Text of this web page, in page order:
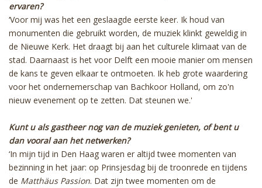
ervaren?
‘Voor mij was het een geslaagde eerste keer. Ik houd van
monumenten die gebruikt worden, de muziek klinkt geweldig in
de Nieuwe Kerk. Het draagt bij aan het culturele klimaat van de
stad. Daarnaast is het voor Delft een mooie manier om mensen
de kans te geven elkaar te ontmoeten. Ik heb grote waardering
voor het ondernemerschap van Bachkoor Holland, om zo'n
nieuw evenement op te zetten. Dat steunen we.'
Kunt u als gastheer nog van de muziek genieten, of bent u
dan vooral aan het netwerken?
‘In mijn tijd in Den Haag waren er altijd twee momenten van
bezinning in het jaar: op Prinsjesdag bij de troonrede en tijdens
de Matthäus Passion. Dat zijn twee momenten om de